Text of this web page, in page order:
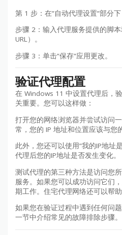
第 1 步：在”自动代理设置”部分
步骤 2：输入代理服务提供的脚
URL）。
步骤 3：单击”保存”应用更改。
验证代理配置
在 Windows 11 中设置代理后，
关重要。您可以这样做：
打开您的网络浏览器并尝试访问
常，您的 IP 地址和位置应该与您
此外，您还可以使用”我的IP地址
代理后您的IP地址是否发生变化。
测试代理的第三种方法是访问您
服务。如果您可以成功访问它们
期工作。住宅代理网络还可以帮助
如果您在验证过程中遇到任何问
一节中介绍常见的故障排除步骤。